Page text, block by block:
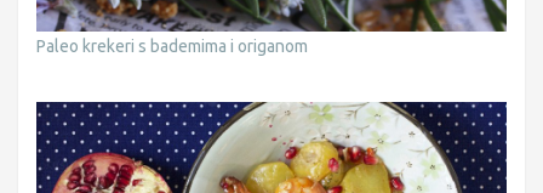
Paleo krekeri s bademima i origanom